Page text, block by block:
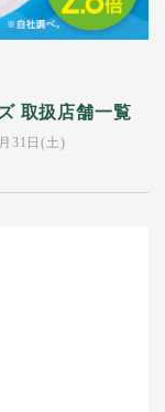
取扱店舗一覧
31日(土)